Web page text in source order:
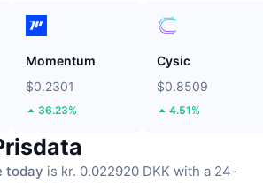
Momentum
$0.2301
36.23%
Cysic
$0.8509
4.51%
today is kr. 0.022920 DKK with a 24-